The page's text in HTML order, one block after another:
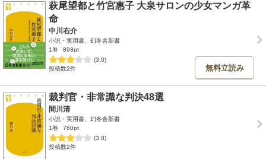
萩尾望都と竹宮惠子 大泉サロンの少女マンガ革
命
中川右介
小説・実用書、幻冬舎新書
1巻
893pt
(3.0)
投稿数2件
無料立読み
裁判官・非常識な判決48選
間川清
小説・実用書、幻冬舎新書
1巻
760pt
(3.0)
投稿数2件